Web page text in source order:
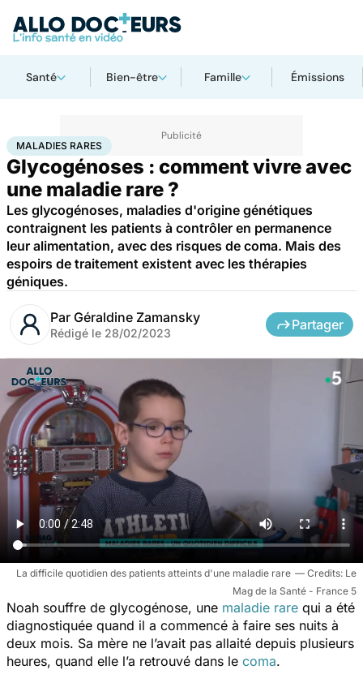
Santé Bien-être Famille Émissions
AccueilSantéMaladies Maladies rares
MALADIES RARES
Glycogénoses : comment vivre avec
une maladie rare ?
Les glycogénoses, maladies d'origine génétiques
contraignent les patients à contrôler en permanence
leur alimentation, avec des risques de coma. Mais des
espoirs de traitement existent avec les thérapies
géniques.
Par Géraldine Zamansky
Rédigé le 28/02/2023
Partager
La difficile quotidien des patients atteints d'une maladie rare
Le
Mag de la Santé - France 5
Noah souffre de glycogénose, une maladie rare qui a été
diagnostiquée quand il a commencé à faire ses nuits à
deux mois. Sa mère ne l’avait pas allaité depuis plusieurs
heures, quand elle l’a retrouvé dans le coma.